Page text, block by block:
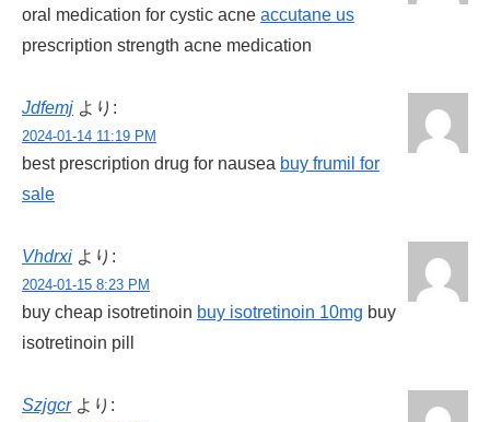
oral medication for cystic acne accutane us
prescription strength acne medication
Jdfemj より:
2024-01-14 11:19 PM
best prescription drug for nausea buy frumil for
sale
Vhdrxi より:
2024-01-15 8:23 PM
buy cheap isotretinoin buy isotretinoin 10mg buy
isotretinoin pill
Szjgcr より: